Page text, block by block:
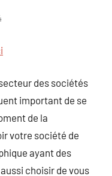
des sociétés
important de se
de la
votre société de
ayant des
choisir de vous